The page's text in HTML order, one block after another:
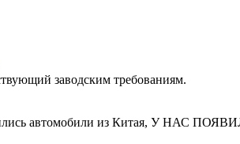
заводским требованиям.
автомобили из Китая, У